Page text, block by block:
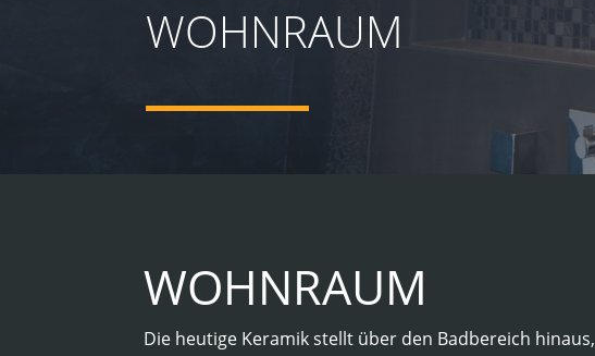
WOHNRAUM
WOHNRAUM
Die heutige Keramik stellt über den Badbereich